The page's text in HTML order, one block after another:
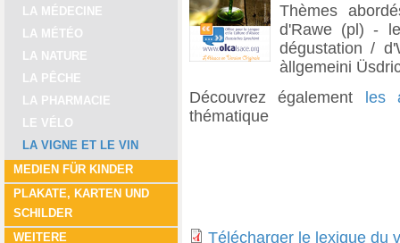
LA MÉDECINE
LA MÉTÉO
LA NATURE
LA PÊCHE
LA PHARMACIE
LE VÉLO
LA VIGNE ET LE VIN
MEDIEN FÜR KINDER
PLAKATE, KARTEN UND
SCHILDER
WEITERE
Thèmes
d'Rawe (pl) -
dégustation /
àllgemeini
Découvrez également les
thématique
Télécharger le lexique du